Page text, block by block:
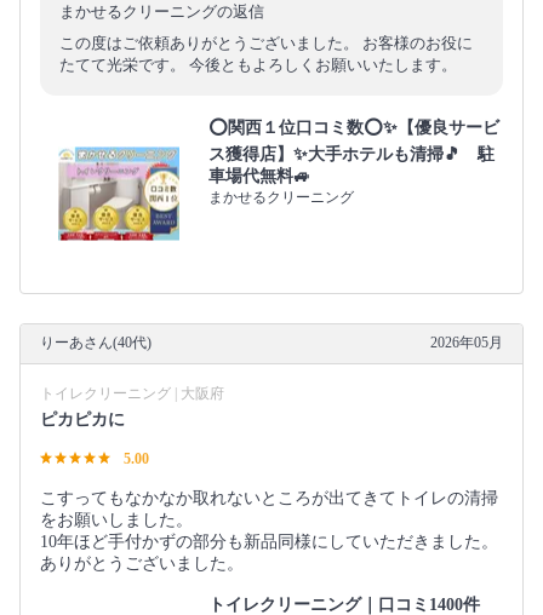
まかせるクリーニングの返信
この度はご依頼ありがとうございました。 お客様のお役に
たてて光栄です。 今後ともよろしくお願いいたします。
⭕関西１位口コミ数⭕✨【優良サービ
ス獲得店】✨大手ホテルも清掃🎵 駐
車場代無料🚙
まかせるクリーニング
りーあさん(40代) 2026年05月
トイレクリーニング | 大阪府
ピカピカに
5.00
こすってもなかなか取れないところが出てきてトイレの清掃
をお願いしました。
10年ほど手付かずの部分も新品同様にしていただきました。
ありがとうございました。
トイレクリーニング｜口コミ1400件